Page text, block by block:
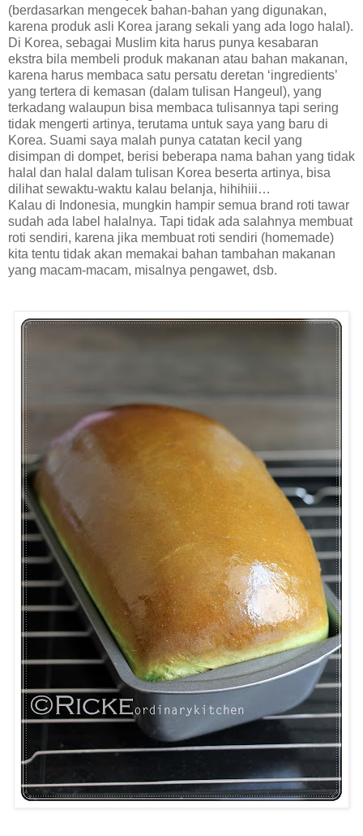
(berdasarkan mengecek bahan-bahan yang digunakan,
karena produk asli Korea jarang sekali yang ada logo halal).
Di Korea, sebagai Muslim kita harus punya kesabaran
ekstra bila membeli produk makanan atau bahan makanan,
karena harus membaca satu persatu deretan ‘ingredients’
yang tertera di kemasan (dalam tulisan Hangeul), yang
terkadang walaupun bisa membaca tulisannya tapi sering
tidak mengerti artinya, terutama untuk saya yang baru di
Korea. Suami saya malah punya catatan kecil yang
disimpan di dompet, berisi beberapa nama bahan yang tidak
halal dan halal dalam tulisan Korea beserta artinya, bisa
dilihat sewaktu-waktu kalau belanja, hihihiii…
Kalau di Indonesia, mungkin hampir semua brand roti tawar
sudah ada label halalnya. Tapi tidak ada salahnya membuat
roti sendiri, karena jika membuat roti sendiri (homemade)
kita tentu tidak akan memakai bahan tambahan makanan
yang macam-macam, misalnya pengawet, dsb.